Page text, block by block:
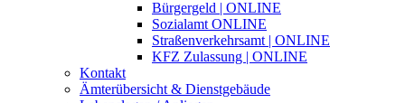
Bürgergeld | ONLINE
Sozialamt ONLINE
Straßenverkehrsamt | ONLINE
KFZ Zulassung | ONLINE
Kontakt
Ämterübersicht & Dienstgebäude